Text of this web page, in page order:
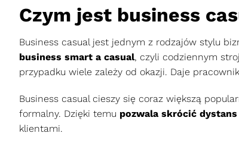
Czym jest business
Business casual jest jednym z rodzajów stylu
business smart a casual, czyli codziennym
przypadku wiele zależy od okazji. Daje
Business casual cieszy się coraz większą
formalny. Dzięki temu pozwala skrócić
klientami.